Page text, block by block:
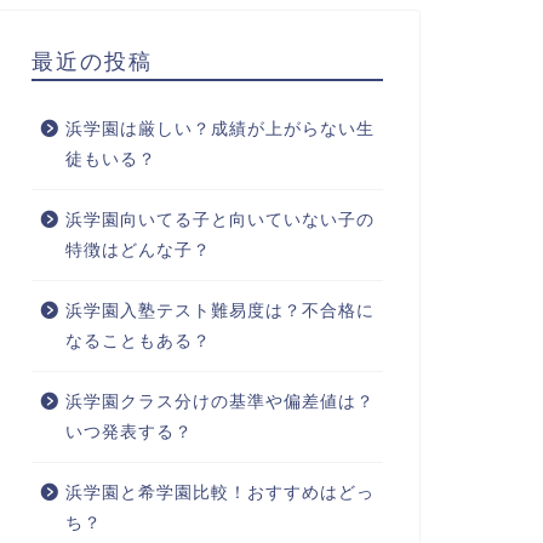
最近の投稿
浜学園は厳しい？成績が上がらない生
徒もいる？
浜学園向いてる子と向いていない子の
特徴はどんな子？
浜学園入塾テスト難易度は？不合格に
なることもある？
浜学園クラス分けの基準や偏差値は？
いつ発表する？
浜学園と希学園比較！おすすめはどっ
ち？